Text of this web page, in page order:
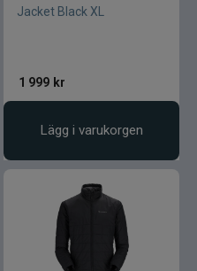
Jacket Black XL
1 999 kr
Lägg i varukorgen